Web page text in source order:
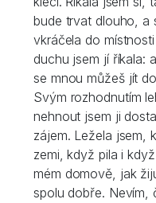
bude trvat dlouho, a
vkráčela do
duchu jsem jí říkala:
se mnou můžeš jít
Svým rozhodnutím
nehnout jsem ji
zájem. Ležela jsem,
zemi, když pila i
mém domově, jak
spolu dobře. Nevím,